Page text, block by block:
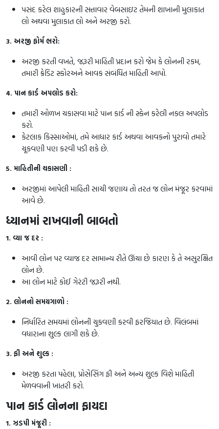
પસંદ કરેલ શાહુકારની સત્તાવાર વેબસાઇટ તેમની શાખાની મુલાકાત
લો અથવા મુલાકાત લો અને અરજી કરો.
3. અરજી ફોર્મ ભરો:
અરજી કરતી વખતે, જરૂરી માહિતી પ્રદાન કરો જેમ કે લોનની રકમ,
તમારી ક્રેડિટ સ્કોરઅને આવક સંબંધિત માહિતી આપો.
4. પાન કાર્ડ અપલોડ કરો:
તમારી ઓળખ ચકાસવા માટે પાન કાર્ડ ની સ્કેન કરેલી નકલ અપલોડ
કરો.
કેટલાક કિસ્સાઓમાં, તમે આધાર કાર્ડ અથવા આવકનો પુરાવો તમારે
ચૂકવણી પણ કરવી પડી શકે છે.
5. માહિતીની ચકાસણી :
અરજીમાં આપેલી માહિતી સાચી જણાય તો તરત જ લોન મંજૂર કરવામાં
આવે છે.
ધ્યાનમાં રાખવાની બાબતો
1. વ્યા જ દર :
આવી લોન પર વ્યાજ દર સામાન્ય રીતે ઊંચા છે કારણ કે તે અસુરક્ષિત
લોન છે.
આ લોન માટે કોઈ ગેરંટી જરૂરી નથી.
2. લોનનો સમયગાળો :
નિર્ધારિત સમયમાં લોનની ચુકવણી કરવી ફરજિયાત છે. વિલંબમાં
વધારાના શુલ્ક લાગી શકે છે.
3. ફી અને શુલ્ક :
અરજી કરતા પહેલા, પ્રોસેસિંગ ફી અને અન્ય શુલ્ક વિશે માહિતી
મેળવવાની ખાતરી કરો.
પાન કાર્ડ લોનના ફાયદા
1. ઝડપી મંજૂરી :